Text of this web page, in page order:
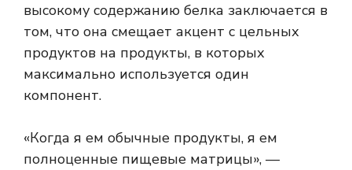
высокому содержанию белка заключается в
том, что она смещает акцент с цельных
продуктов на продукты, в которых
максимально используется один
компонент.
«Когда я ем обычные продукты, я ем
полноценные пищевые матрицы», —